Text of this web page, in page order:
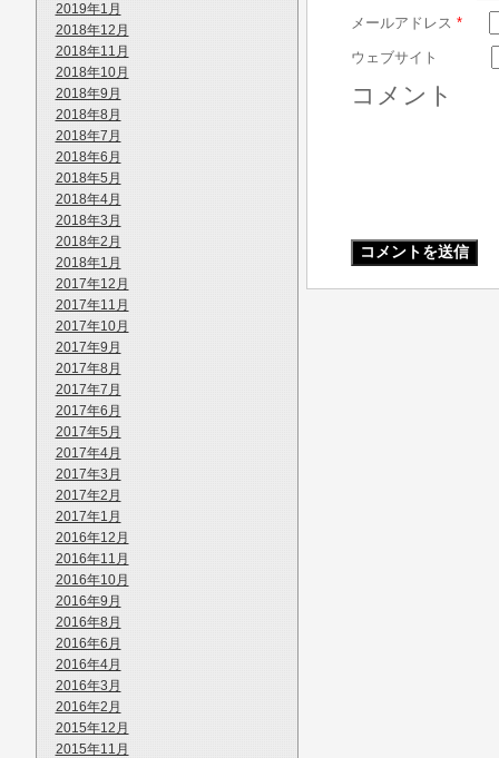
2019年1月
2018年12月
2018年11月
2018年10月
2018年9月
2018年8月
2018年7月
2018年6月
2018年5月
2018年4月
2018年3月
2018年2月
2018年1月
2017年12月
2017年11月
2017年10月
2017年9月
2017年8月
2017年7月
2017年6月
2017年5月
2017年4月
2017年3月
2017年2月
2017年1月
2016年12月
2016年11月
2016年10月
2016年9月
2016年8月
2016年6月
2016年4月
2016年3月
2016年2月
2015年12月
2015年11月
メールアドレス *
ウェブサイト
コメント